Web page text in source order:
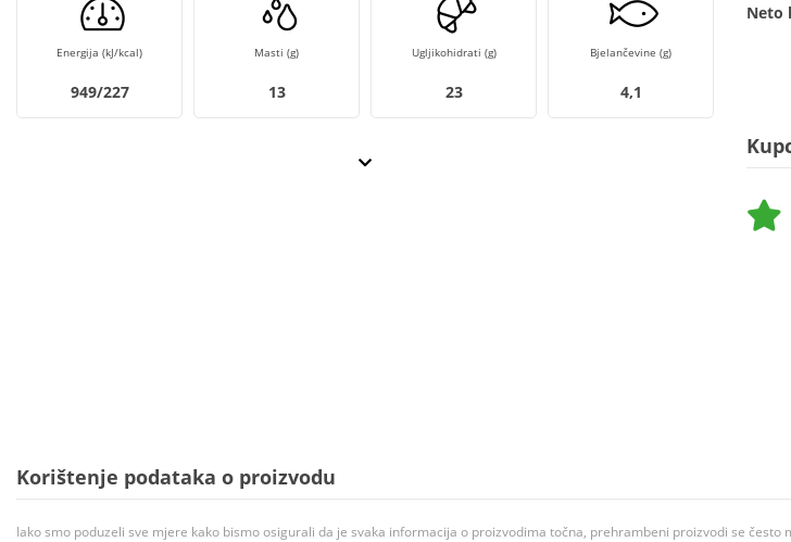
Energija (kJ/kcal)
949/227
Masti (g)
13
Ugljikohidrati (g)
23
Bjelančevine (g)
4,1
Neto
Korištenje podataka o proizvodu
Iako smo poduzeli sve mjere kako bismo osigurali da je svaka informacija o proizvodima točna, prehrambeni proizvodi se